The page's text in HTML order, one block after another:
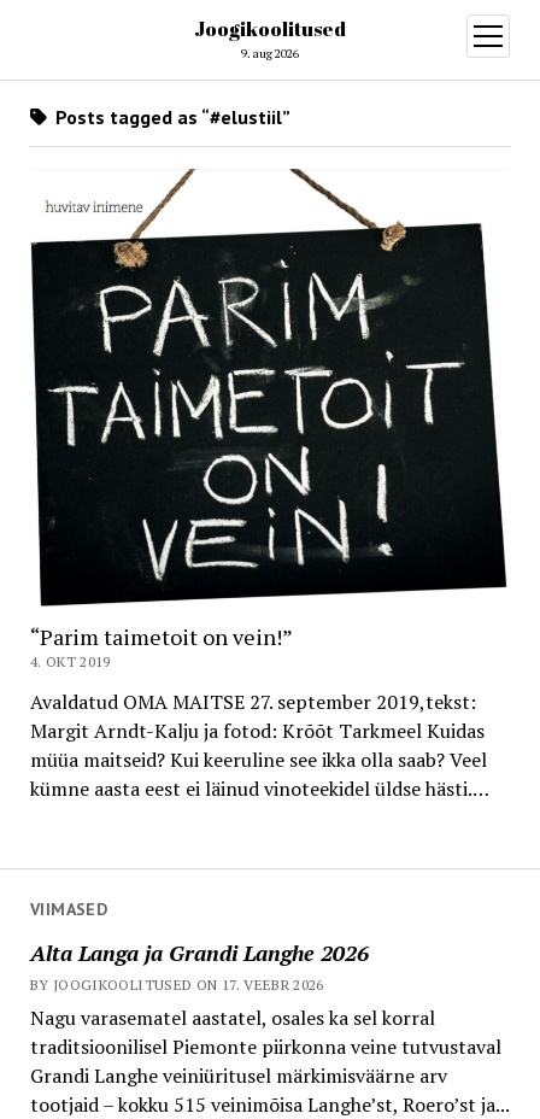
Joogikoolitused
9. aug 2026
open
menu
VIIMASED
Alta Langa ja Grandi Langhe 2026
BY JOOGIKOOLITUSED ON 17. VEEBR 2026
Nagu varasematel aastatel, osales ka sel korral
traditsioonilisel Piemonte piirkonna veine tutvustaval
Grandi Langhe veiniüritusel märkimisväärne arv
tootjaid – kokku 515 veinimõisa Langhe’st, Roero’st ja...
Posts tagged as “#elustiil”
“Parim taimetoit on vein!”
4. OKT 2019
Avaldatud OMA MAITSE 27. september 2019,tekst:
Margit Arndt-Kalju ja fotod: Krõõt Tarkmeel Kuidas
müüa maitseid? Kui keeruline see ikka olla saab? Veel
kümne aasta eest ei läinud vinoteekidel üldse hästi.…